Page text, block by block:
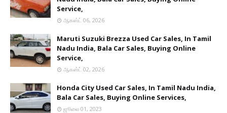
Service,
ஆகஸ்ட் 06, 2026
Maruti Suzuki Brezza Used Car Sales, In Tamil
Nadu India, Bala Car Sales, Buying Online
Service,
ஆகஸ்ட் 02, 2026
Honda City Used Car Sales, In Tamil Nadu India,
Bala Car Sales, Buying Online Services,
ஜூலை 01, 2023